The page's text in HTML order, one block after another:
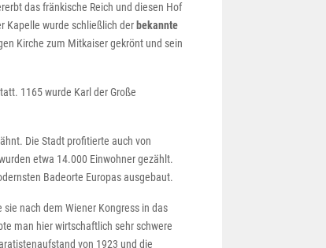
das fränkische Reich und diesen Hof
Kapelle wurde schließlich der bekannte
Kirche zum Mitkaiser gekrönt und sein
1165 wurde Karl der Große
Die Stadt profitierte auch von
etwa 14.000 Einwohner gezählt.
Badeorte Europas ausgebaut.
nach dem Wiener Kongress in das
man hier wirtschaftlich sehr schwere
von 1923 und die